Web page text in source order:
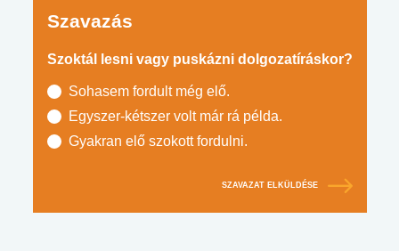
Szavazás
Szoktál lesni vagy puskázni dolgozatíráskor?
Sohasem fordult még elő.
Egyszer-kétszer volt már rá példa.
Gyakran elő szokott fordulni.
SZAVAZAT ELKÜLDÉSE